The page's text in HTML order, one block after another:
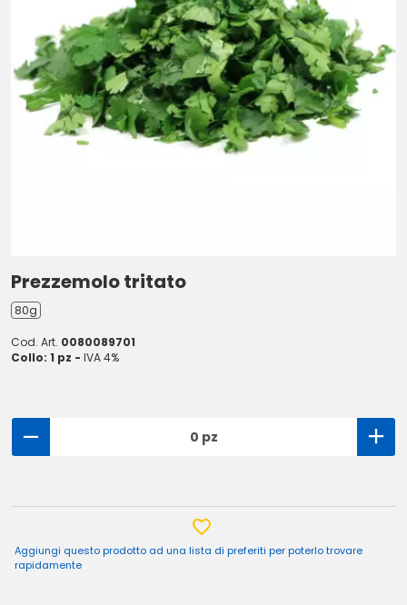
Prezzemolo tritato
80g
Cod. Art. 0080089701
Collo: 1 pz - IVA 4%
0 pz
Aggiungi questo prodotto ad una lista di preferiti per poterlo trovare
rapidamente